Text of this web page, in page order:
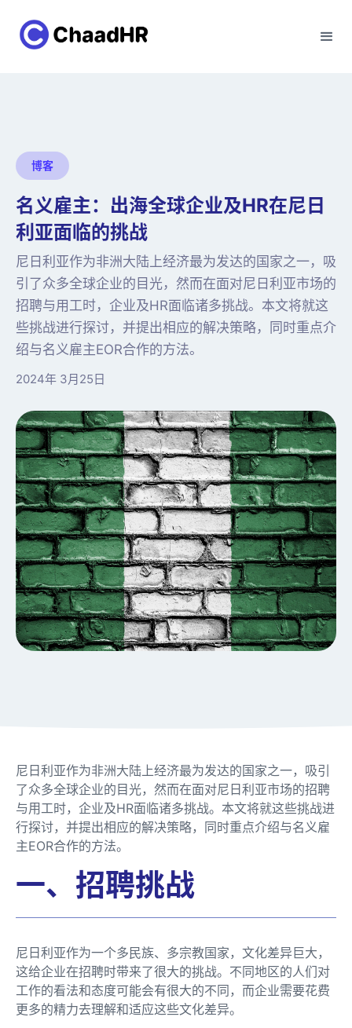
博客
名义雇主：出海全球企业及HR在尼日
利亚面临的挑战
尼日利亚作为非洲大陆上经济最为发达的国家之一，吸
引了众多全球企业的目光，然而在面对尼日利亚市场的
招聘与用工时，企业及HR面临诸多挑战。本文将就这
些挑战进行探讨，并提出相应的解决策略，同时重点介
绍与名义雇主EOR合作的方法。
2024年 3月25日
尼日利亚作为非洲大陆上经济最为发达的国家之一，吸引
了众多全球企业的目光，然而在面对尼日利亚市场的招聘
与用工时，企业及HR面临诸多挑战。本文将就这些挑战进
行探讨，并提出相应的解决策略，同时重点介绍与名义雇
主EOR合作的方法。
一、招聘挑战
尼日利亚作为一个多民族、多宗教国家，文化差异巨大，
这给企业在招聘时带来了很大的挑战。不同地区的人们对
工作的看法和态度可能会有很大的不同，而企业需要花费
更多的精力去理解和适应这些文化差异。